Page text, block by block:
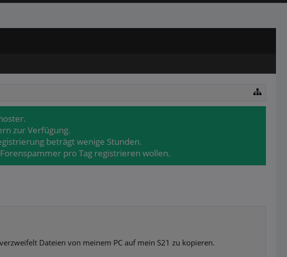
zur Verfügung.
beträgt wenige Stunden.
pro Tag registrieren wollen.
Dateien von meinem PC auf mein S21 zu kopieren.